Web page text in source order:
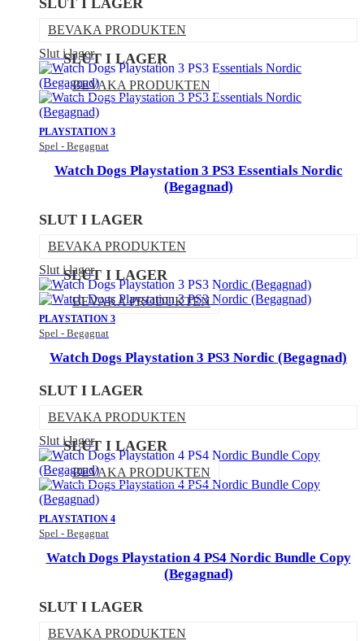
SLUT I LAGER
BEVAKA PRODUKTEN
Slut i lager
PLAYSTATION 3
Spel - Begagnat
SLUT I LAGER
BEVAKA PRODUKTEN
Watch Dogs Playstation 3 PS3 Essentials Nordic
(Begagnad)
SLUT I LAGER
BEVAKA PRODUKTEN
Slut i lager
PLAYSTATION 3
Spel - Begagnat
SLUT I LAGER
BEVAKA PRODUKTEN
Watch Dogs Playstation 3 PS3 Nordic (Begagnad)
SLUT I LAGER
BEVAKA PRODUKTEN
Slut i lager
PLAYSTATION 4
Spel - Begagnat
SLUT I LAGER
BEVAKA PRODUKTEN
Watch Dogs Playstation 4 PS4 Nordic Bundle Copy
(Begagnad)
SLUT I LAGER
BEVAKA PRODUKTEN